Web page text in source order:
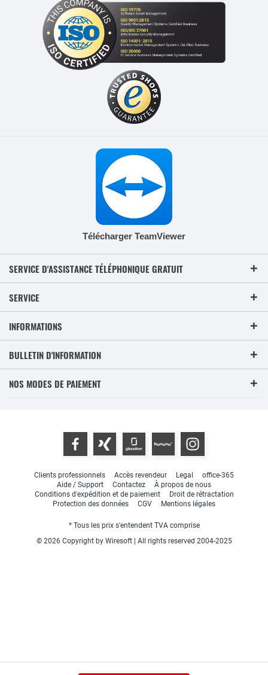
Télécharger TeamViewer
SERVICE D'ASSISTANCE TÉLÉPHONIQUE GRATUIT
SERVICE
INFORMATIONS
BULLETIN D'INFORMATION
NOS MODES DE PAIEMENT
Clients professionnels Accès revendeur Legal
office-365
Aide / Support
Contactez
À propos de nous
Conditions d'expédition et de paiement
Droit de rétractation
Protection des données
CGV Mentions légales
* Tous les prix s'entendent TVA comprise
© 2026 Copyright by Wiresoft | All rights reserved 2004-2025